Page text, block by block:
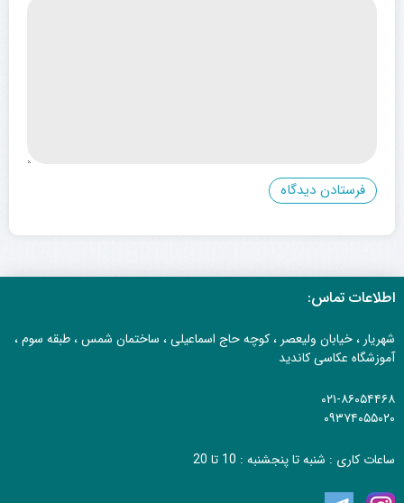
اطلاعات تماس:
شهریار ، خیابان ولیعصر ، کوچه حاج اسماعیلی ، ساختمان شمس ، طبقه سوم ،
آموزشگاه عکاسی کاندید
۰۲۱-۸۶۰۵۴۴۶۸
۰۹۳۷۴۰۵۵۰۲۰
ساعات کاری : شنبه تا پنجشنبه : 10 تا 20